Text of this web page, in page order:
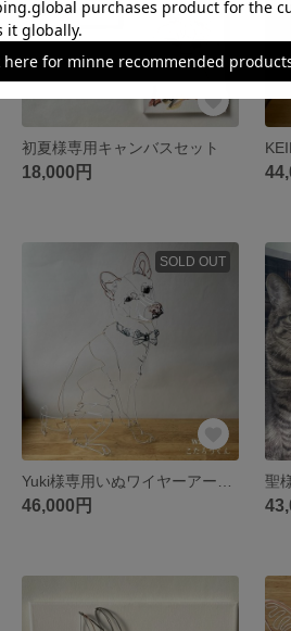
初夏様専用キャンバスセット
18,000円
SOLD OUT
46,000円
聖